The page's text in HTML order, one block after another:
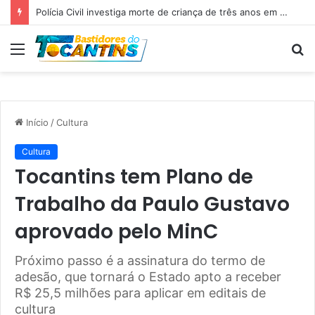
Professora Dorinha lidera disputa pelo Governo do Tocantins com 37,4% das intenções de voto, aponta pesquisa
Menu
Início /Cultura
Cultura
Tocantins tem Plano de
Trabalho da Paulo Gustavo
aprovado pelo MinC
Próximo passo é a assinatura do termo de
adesão, que tornará o Estado apto a receber
R$ 25,5 milhões para aplicar em editais de
cultura